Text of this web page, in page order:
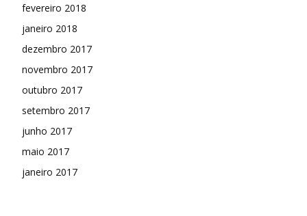
fevereiro 2018
janeiro 2018
dezembro 2017
novembro 2017
outubro 2017
setembro 2017
junho 2017
maio 2017
janeiro 2017